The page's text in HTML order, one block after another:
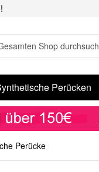
Perücken
Perücke